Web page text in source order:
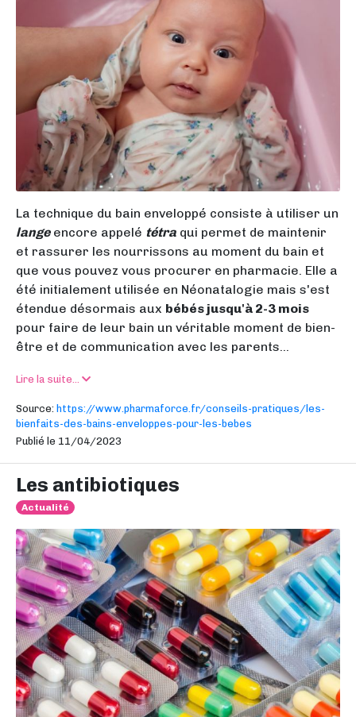
La technique du bain enveloppé consiste à utiliser un
langeencore appelé tétra qui permet de maintenir
et rassurer les nourrissons au moment du bain et
que vous pouvez vous procurer en pharmacie. Elle a
été initialement utilisée en Néonatalogie mais s'est
étendue désormais aux bébés jusqu'à 2-3 mois
pour faire de leur bain un véritable moment de bien-
être et de communication avec les parents...
Lire la suite...
Source: https://www.pharmaforce.fr/conseils-pratiques/les-
bienfaits-des-bains-enveloppes-pour-les-bebes
Publié le 11/04/2023
Les antibiotiques
Actualité